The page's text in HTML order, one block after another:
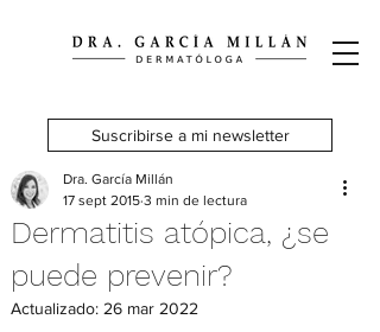
Suscribirse a mi newsletter
Dermatitis atópica, ¿se
puede prevenir?
Dra. García Millán
17 sept 2015 3 min de lectura
Actualizado: 26 mar 2022